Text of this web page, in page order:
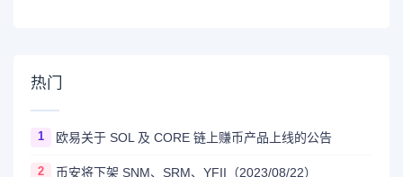
热门
1 欧易关于 SOL 及 CORE 链上赚币产品上线的公告
2 币安将下架 SNM、SRM、YFII（2023/08/22）